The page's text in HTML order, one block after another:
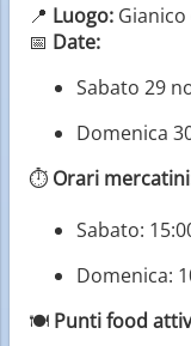
📍 Luogo: Gianico
📅 Date:
Sabato 29
Domenica
⏱️ Orari
Sabato:
Domenica:
🍽️ Punti food